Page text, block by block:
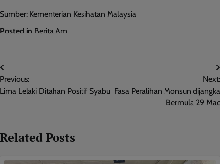
Sumber: Kementerian Kesihatan Malaysia
Posted in Berita Am
Post
navigation
Previous:
Lima Lelaki Ditahan Positif Syabu
Next:
Fasa Peralihan Monsun dijangka
Bermula 29 Mac
Related Posts